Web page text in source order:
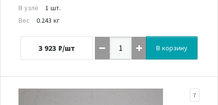
В узле
1 шт.
Вес
0.243 кг
3 923 ₽/шт В корзину
7